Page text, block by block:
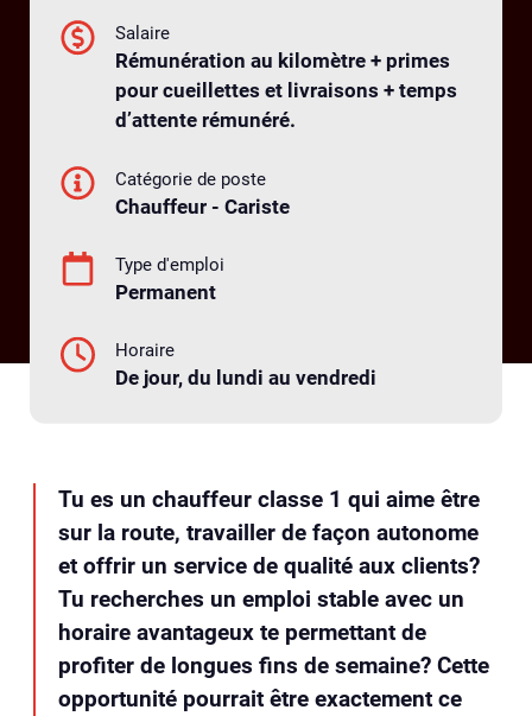
Salaire
Rémunération au kilomètre + primes
pour cueillettes et livraisons + temps
d’attente rémunéré.
Catégorie de poste
Chauffeur - Cariste
Type d'emploi
Permanent
Horaire
De jour, du lundi au vendredi
Tu es un chauffeur classe 1 qui aime être
sur la route, travailler de façon autonome
et offrir un service de qualité aux clients?
Tu recherches un emploi stable avec un
horaire avantageux te permettant de
profiter de longues fins de semaine? Cette
opportunité pourrait être exactement ce